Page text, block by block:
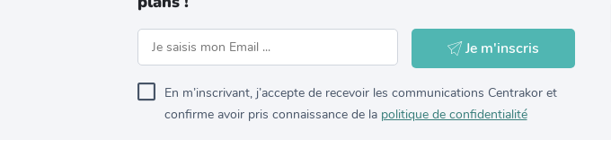
Je m'inscris
En m’inscrivant, j’accepte de recevoir les communications Centrakor et
confirme avoir pris connaissance de la politique de confidentialité